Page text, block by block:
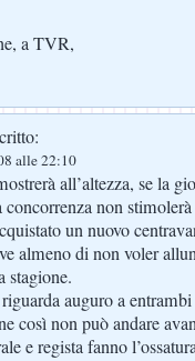
a TVR,
alle 22:10
all’altezza, se la
concorrenza non
un nuovo
almeno di non voler
stagione.
auguro a
così non può andare
e regista fanno